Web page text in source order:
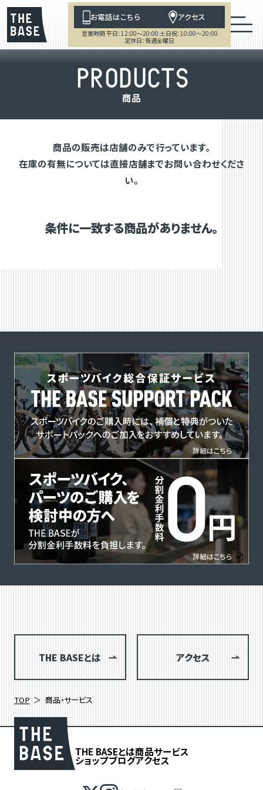
お電話はこちら アクセス
営業時間 平日：12:00～20:00 土日祝：10:00～20:00
定休日：毎週金曜日
PRODUCTS
商品
商品の販売は店舗のみで行っています。
在庫の有無については直接店舗までお問い合わせくださ
い。
条件に一致する商品がありません。
THE BASEとは アクセス
TOP 商品・サービス
THE BASEとは商品サービス
ショップブログアクセス